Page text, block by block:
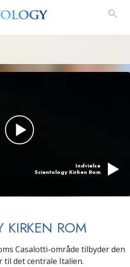
Indvielse
Scientology Kirken Rom
KIRKEN ROM
Casalotti-område tilbyder den
til det centrale Italien.